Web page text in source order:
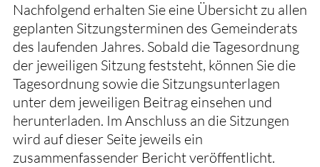
Nachfolgend erhalten Sie eine Übersicht zu allen
geplanten Sitzungsterminen des Gemeinderats
des laufenden Jahres. Sobald die Tagesordnung
der jeweiligen Sitzung feststeht, können Sie die
Tagesordnung sowie die Sitzungsunterlagen
unter dem jeweiligen Beitrag einsehen und
herunterladen. Im Anschluss an die Sitzungen
wird auf dieser Seite jeweils ein
zusammenfassender Bericht veröffentlicht.